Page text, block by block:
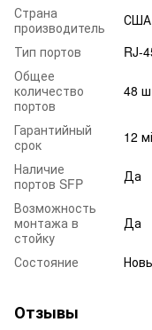
Страна
производитель
США
Тип портов
RJ-
Общее
количество
портов
48
Гарантийный
срок
12
Наличие
портов SFP
Да
Возможность
монтажа в
стойку
Да
Состояние
Отзывы